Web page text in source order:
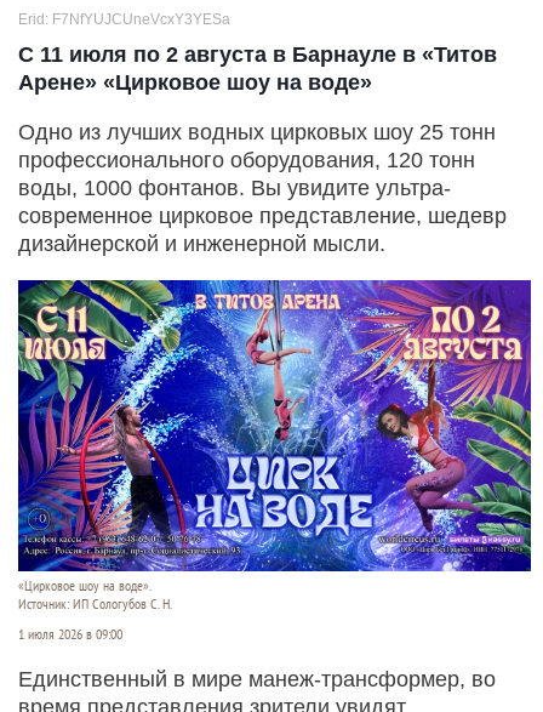
Erid: F7NfYUJCUneVcxY3YESa
С 11 июля по 2 августа в Барнауле в «Титов
Арене» «Цирковое шоу на воде»
Одно из лучших водных цирковых шоу 25 тонн
профессионального оборудования, 120 тонн
воды, 1000 фонтанов. Вы увидите ультра-
современное цирковое представление, шедевр
дизайнерской и инженерной мысли.
«Цирковое шоу на воде».
Источник: ИП Сологубов С. Н.
1 июля 2026 в 09:00
Единственный в мире манеж-трансформер, во
время представления зрители увидят